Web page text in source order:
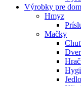
Výrobky pre
Hmyz
Mačky
Jedlo